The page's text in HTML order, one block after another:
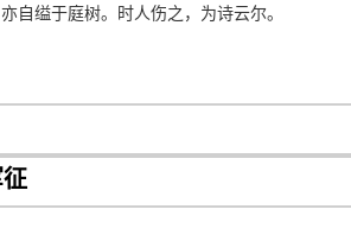
自缢于庭树。时人伤之，为诗云尔。